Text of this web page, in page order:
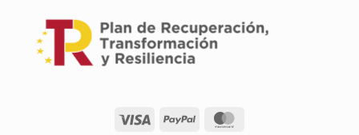
Soy Paqui, ¿Te ayudo?
Resuelvo todas tus preguntas